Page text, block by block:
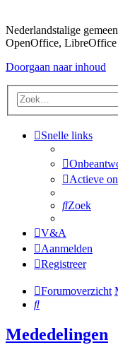
Nederlandstalige
OpenOffice, LibreOffice
Doorgaan naar inhoud
Snelle links
Actieve
Zoek
V&A
Aanmelden
Registreer
Forumoverzicht
Zoek
Mededelingen